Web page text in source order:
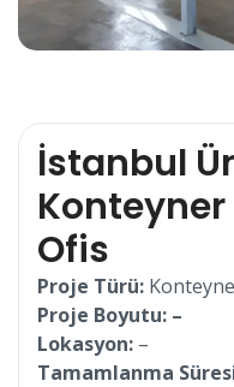
İstanbul
Ofis
Proje Türü:
Proje Boyutu: –
Lokasyon: –
Tamamlanma